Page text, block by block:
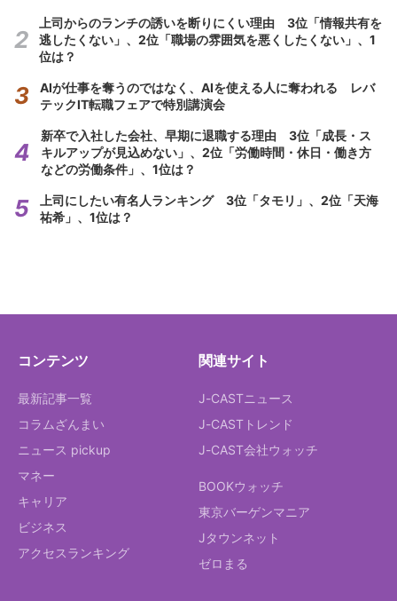
上司からのランチの誘いを断りにくい理由 3位「情報共有を
逃したくない」、2位「職場の雰囲気を悪くしたくない」、1
位は？
AIが仕事を奪うのではなく、AIを使える人に奪われる レバ
テックIT転職フェアで特別講演会
新卒で入社した会社、早期に退職する理由 3位「成長・ス
キルアップが見込めない」、2位「労働時間・休日・働き方
などの労働条件」、1位は？
上司にしたい有名人ランキング 3位「タモリ」、2位「天海
祐希」、1位は？
コンテンツ
最新記事一覧
コラムざんまい
ニュース pickup
マネー
キャリア
ビジネス
アクセスランキング
関連サイト
J-CASTニュース
J-CASTトレンド
J-CAST会社ウォッチ
BOOKウォッチ
東京バーゲンマニア
Jタウンネット
ゼロまる